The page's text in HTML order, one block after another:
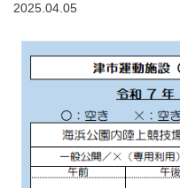
2025.04.05